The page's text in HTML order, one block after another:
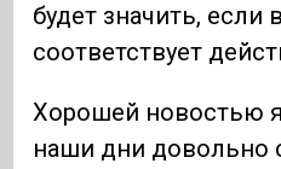
будет значить,
соответствует
Хорошей новостью
наши дни довольно